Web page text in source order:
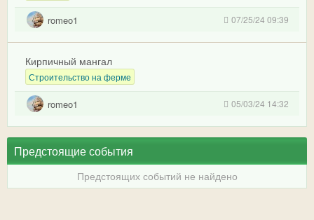
romeo1 07/25/24 09:39
Кирпичный мангал
Строительство на ферме
romeo1 05/03/24 14:32
Предстоящие события
Предстоящих событий не найдено